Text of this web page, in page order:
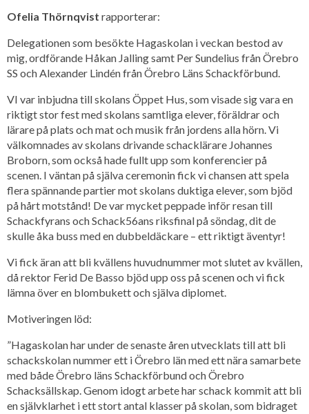
Ofelia Thörnqvist rapporterar:
Delegationen som besökte Hagaskolan i veckan bestod av
mig, ordförande Håkan Jalling samt Per Sundelius från Örebro
SS och Alexander Lindén från Örebro Läns Schackförbund.
VI var inbjudna till skolans Öppet Hus, som visade sig vara en
riktigt stor fest med skolans samtliga elever, föräldrar och
lärare på plats och mat och musik från jordens alla hörn. Vi
välkomnades av skolans drivande schacklärare Johannes
Broborn, som också hade fullt upp som konferencier på
scenen. I väntan på själva ceremonin fick vi chansen att spela
flera spännande partier mot skolans duktiga elever, som bjöd
på hårt motstånd! De var mycket peppade inför resan till
Schackfyrans och Schack56ans riksfinal på söndag, dit de
skulle åka buss med en dubbeldäckare – ett riktigt äventyr!
Vi fick äran att bli kvällens huvudnummer mot slutet av kvällen,
då rektor Ferid De Basso bjöd upp oss på scenen och vi fick
lämna över en blombukett och själva diplomet.
Motiveringen löd:
”Hagaskolan har under de senaste åren utvecklats till att bli
schackskolan nummer ett i Örebro län med ett nära samarbete
med både Örebro läns Schackförbund och Örebro
Schacksällskap. Genom idogt arbete har schack kommit att bli
en självklarhet i ett stort antal klasser på skolan, som bidraget